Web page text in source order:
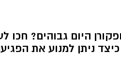
היום גבוהים? חכו
ניתן למנוע את